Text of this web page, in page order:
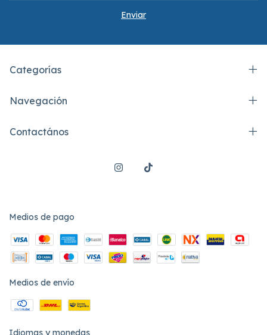
Categorías
Navegación
Contactános
Medios de pago
Medios de envío
Idiomas y monedas